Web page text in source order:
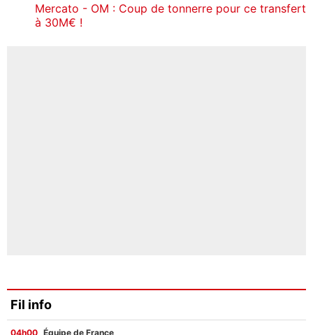
Mercato - OM : Coup de tonnerre pour ce transfert
à 30M€ !
Fil info
04h00 Équipe de France